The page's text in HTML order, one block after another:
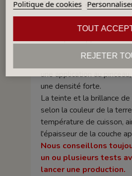
Généralité sur les
La densité d’un émail
technique d'application.
pour une application par
une application au
une densité forte.
La teinte et la brillance
selon la couleur de la
température de cuisson,
l'épaisseur de la couche
Nous conseillons
un ou plusieurs tests
lancer une production.
Politique de cookies
REJETER
TOUT